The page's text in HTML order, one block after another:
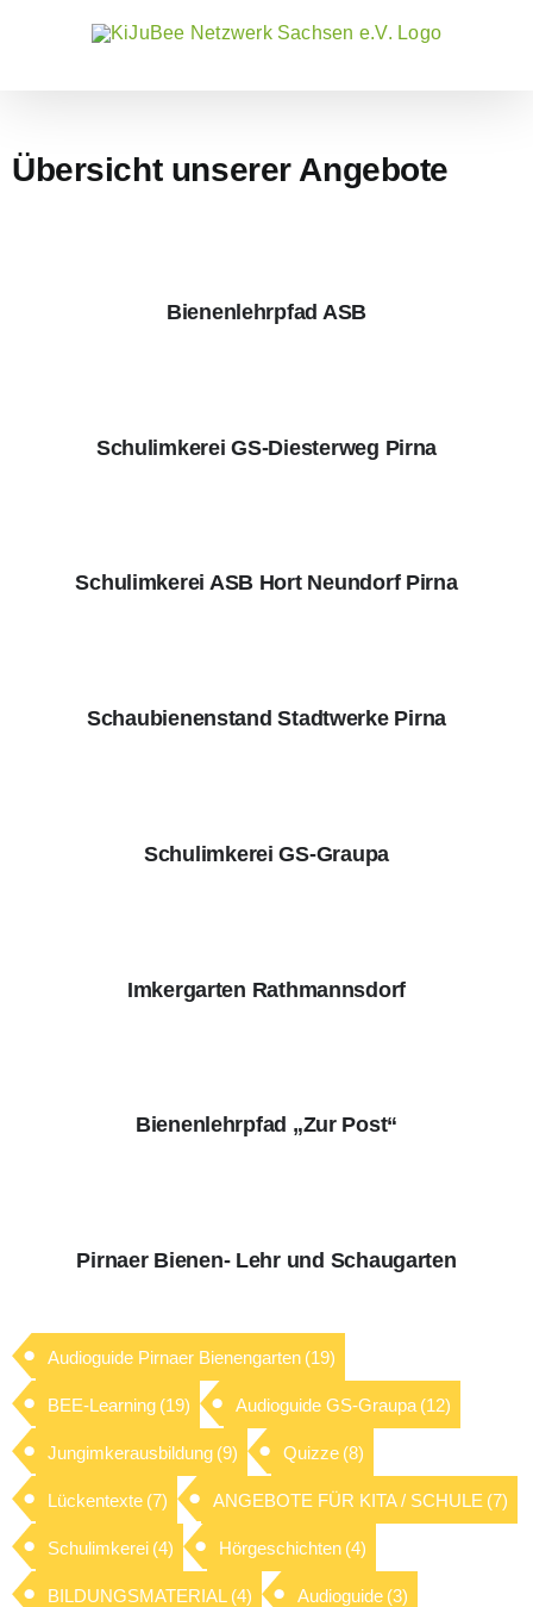
Übersicht unserer Angebote
Bienenlehrpfad ASB
Schulimkerei GS-Diesterweg Pirna
Schulimkerei ASB Hort Neundorf Pirna
Schaubienenstand Stadtwerke Pirna
Schulimkerei GS-Graupa
Imkergarten Rathmannsdorf
Bienenlehrpfad „Zur Post“
Pirnaer Bienen- Lehr und Schaugarten
Audioguide Pirnaer Bienengarten (19)
BEE-Learning (19) Audioguide GS-Graupa (12)
Jungimkerausbildung (9) Quizze (8)
Lückentexte (7) ANGEBOTE FÜR KITA / SCHULE (7)
Schulimkerei (4) Hörgeschichten (4)
BILDUNGSMATERIAL (4) Audioguide (3)